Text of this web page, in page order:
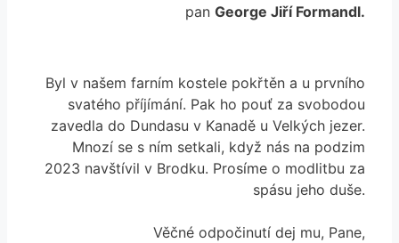
pan George Jiří Formandl.
Byl v našem farním kostele pokřtěn a u prvního
svatého příjímání. Pak ho pouť za svobodou
zavedla do Dundasu v Kanadě u Velkých jezer.
Mnozí se s ním setkali, když nás na podzim
2023 navštívil v Brodku. Prosíme o modlitbu za
spásu jeho duše.
Věčné odpočinutí dej mu, Pane,